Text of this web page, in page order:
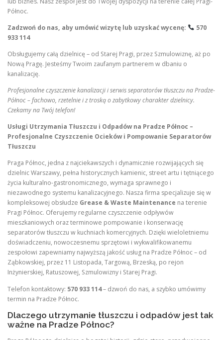
Północ.
Zadzwoń do nas, aby umówić wizytę lub uzyskać wycenę:
570
933 114
Obsługujemy całą dzielnicę – od Starej Pragi, przez Szmulowiznę, aż po
Nową Pragę. Jesteśmy Twoim zaufanym partnerem w dbaniu o
kanalizację.
Profesjonalne czyszczenie kanalizacji i serwis separatorów tłuszczu na Pradze-
Północ – fachowo, rzetelnie i z troską o zabytkowy charakter dzielnicy.
Czekamy na Twój telefon!
Usługi Utrzymania Tłuszczu i Odpadów na Pradze Północ –
Profesjonalne Czyszczenie Ocieków i Pompowanie Separatorów
Tłuszczu
Praga Północ, jedna z najciekawszych i dynamicznie rozwijających się
dzielnic Warszawy, pełna historycznych kamienic, street artu i tętniącego
życia kulturalno-gastronomicznego, wymaga sprawnego i
niezawodnego systemu kanalizacyjnego. Nasza firma specjalizuje się w
kompleksowej obsłudze Grease & Waste Maintenance na terenie
Pragi Północ. Oferujemy regularne czyszczenie odpływów
mieszkaniowych oraz terminowe pompowanie i konserwację
separatorów tłuszczu w kuchniach komercyjnych. Dzięki wieloletniemu
doświadczeniu, nowoczesnemu sprzętowi i wykwalifikowanemu
zespołowi zapewniamy najwyższą jakość usług na Pradze Północ – od
Ząbkowskiej, przez 11 Listopada, Targową, Brzeską, po rejon
Inżynierskiej, Ratuszowej, Szmulowizny i Starej Pragi.
Telefon kontaktowy: 570 933 114– dzwoń do nas, a szybko umówimy
termin na Pradze Północ.
Dlaczego utrzymanie tłuszczu i odpadów jest tak
ważne na Pradze Północ?